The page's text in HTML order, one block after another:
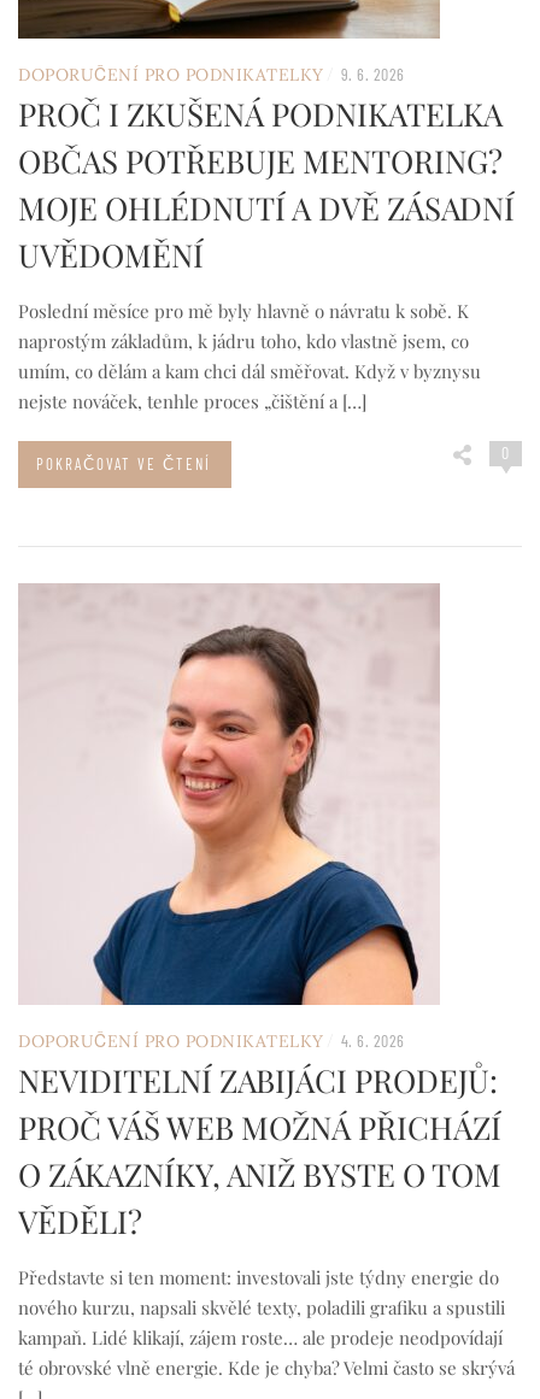
DOPORUČENÍ PRO PODNIKATELKY 9. 6. 2026
PROČ I ZKUŠENÁ PODNIKATELKA
OBČAS POTŘEBUJE MENTORING?
MOJE OHLÉDNUTÍ A DVĚ ZÁSADNÍ
UVĚDOMĚNÍ
Poslední měsíce pro mě byly hlavně o návratu k sobě. K
naprostým základům, k jádru toho, kdo vlastně jsem, co
umím, co dělám a kam chci dál směřovat. Když v byznysu
nejste nováček, tenhle proces „čištění a […]
0
POKRAČOVAT VE ČTENÍ
DOPORUČENÍ PRO PODNIKATELKY 4. 6. 2026
NEVIDITELNÍ ZABIJÁCI PRODEJŮ:
PROČ VÁŠ WEB MOŽNÁ PŘICHÁZÍ
O ZÁKAZNÍKY, ANIŽ BYSTE O TOM
VĚDĚLI?
Představte si ten moment: investovali jste týdny energie do
nového kurzu, napsali skvělé texty, poladili grafiku a spustili
kampaň. Lidé klikají, zájem roste… ale prodeje neodpovídají
té obrovské vlně energie. Kde je chyba? Velmi často se skrývá